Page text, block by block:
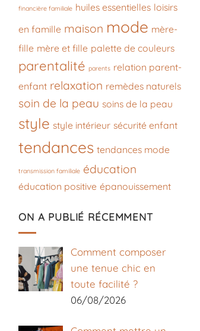
financière familiale huiles essentielles loisirs
en famille maison mode mère-
fille mère et fille palette de couleurs
parentalité parents relation parent-
enfant relaxation remèdes naturels
soin de la peau soins de la peau
style style intérieur sécurité enfant
tendances tendances mode
transmission familiale éducation
éducation positive épanouissement
ON A PUBLIÉ RÉCEMMENT
Comment composer
une tenue chic en
toute facilité ?
06/08/2026